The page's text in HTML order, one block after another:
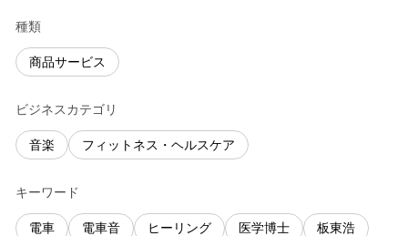
種類
商品サービス
ビジネスカテゴリ
音楽 フィットネス・ヘルスケア
キーワード
電車 電車音 ヒーリング 医学博士 板東浩